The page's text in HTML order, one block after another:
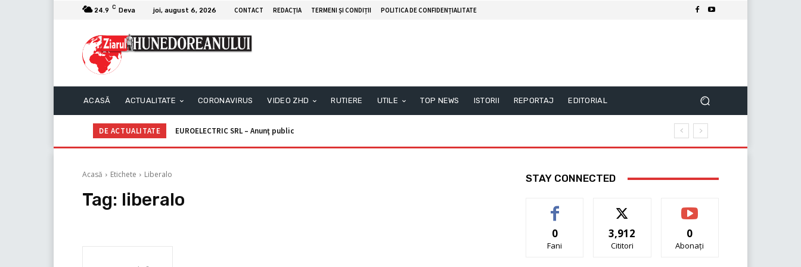
24.9 C Deva joi, august 6, 2026 CONTACT REDACŢIA TERMENI ȘI CONDIȚII POLITICA DE CONFIDENȚIALITATE
ACASĂ ACTUALITATE CORONAVIRUS VIDEO ZHD RUTIERE UTILE TOP NEWS ISTORII REPORTAJ EDITORIAL
DE ACTUALITATE EUROELECTRIC SRL – Anunţ public
Acasă Etichete Liberalo
Tag: liberalo
STAY CONNECTED
0
Fani
3,912
Cititori
0
Abonați